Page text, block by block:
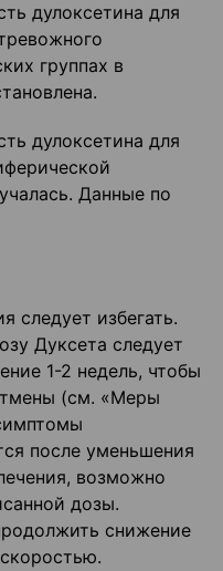
дулоксетина для
группах в
дулоксетина для
Данные по
следует избегать.
Дуксета следует
1-2 недель, чтобы
(см. «Меры
после уменьшения
возможно
дозы.
снижение